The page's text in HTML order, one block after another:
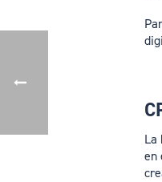
La
en